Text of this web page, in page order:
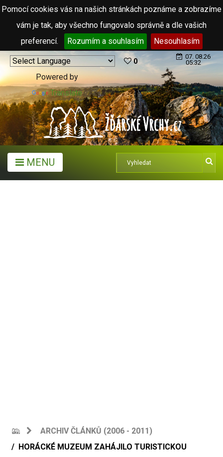
Pomocí cookies vás na našich stránkách poznáme a zobrazíme
vám je tak, aby všechno fungovalo správně a dle vašich
preferencí.
Rozumím a souhlasím Nesouhlasím
Powered by
Translate
0
07. 08.26
05:32
MENU
ARCHIV ČLÁNKŮ (2006 - 2011)
HORÁCKÉ MUZEUM ZAHÁJILO TURISTICKOU